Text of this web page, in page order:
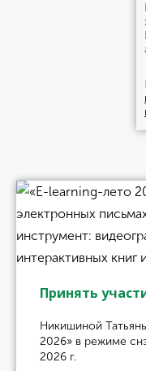
Принять
Никишиной
2026» в режиме
2026 г.